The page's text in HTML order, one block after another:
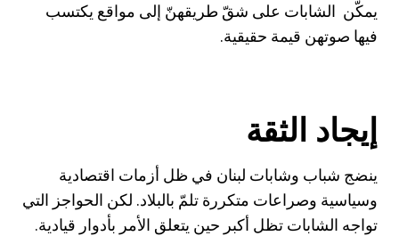
يمكّن الشابات على شقّ طريقهنّ إلى مواقع يكتسب
فيها صوتهن قيمة حقيقية.
إيجاد الثقة
ينضج شباب وشابات لبنان في ظل أزمات اقتصادية
وسياسية وصراعات متكررة تلمّ بالبلاد. لكن الحواجز التي
تواجه الشابات تظل أكبر حين يتعلق الأمر بأدوار قيادية.